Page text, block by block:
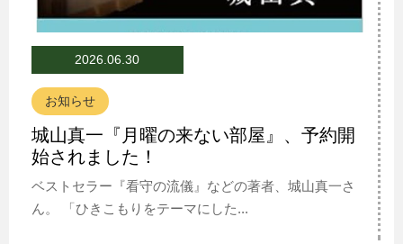
2026.06.30
お知らせ
城山真一『月曜の来ない部屋』、予約開
始されました！
ベストセラー『看守の流儀』などの著者、城山真一さ
ん。 「ひきこもりをテーマにした...